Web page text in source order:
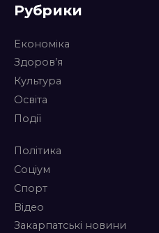
Рубрики
Економіка
Здоров’я
Культура
Освіта
Події
Політика
Соціум
Спорт
Відео
Закарпатські новини